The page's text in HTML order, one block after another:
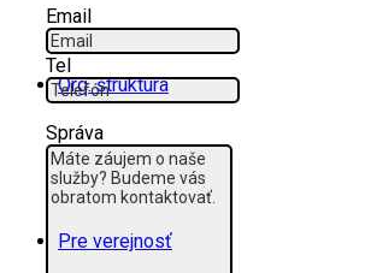
Org. štruktúra
Pre verejnosť
Email
Tel
Správa